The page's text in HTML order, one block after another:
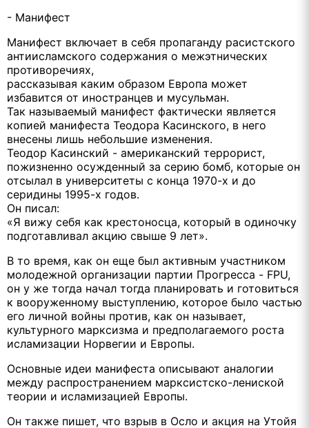
- Манифест
Манифест включает в себя пропаганду расистского
антиисламского содержания о межэтнических
противоречиях,
рассказывая каким образом Европа может
избавится от иностранцев и мусульман.
Так называемый манифест фактически является
копией манифеста Теодора Касинского, в него
внесены лишь небольшие изменения.
Теодор Касинский - американский террорист,
пожизненно осужденный за серию бомб, которые он
отсылал в университеты с конца 1970-х и до
серидины 1995-х годов.
Он писал:
«Я вижу себя как крестоносца, который в одиночку
подготавливал акцию свыше 9 лет».
В то время, как он еще был активным участником
молодежной организации партии Прогресса - FPU,
он у же тогда начал тогда планировать и готовиться
к вооруженному выступлению, которое было частью
его личной войны против, как он называет,
культурного марксизма и предполагаемого роста
исламизации Норвегии и Европы.
Основные идеи манифеста описывают аналогии
между распространением марксистско-лениской
теории и исламизацией Европы.
Он также пишет, что взрыв в Осло и акция на Утойя